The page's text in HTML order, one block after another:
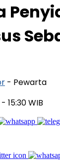
- Pewarta
- 15:30 WIB